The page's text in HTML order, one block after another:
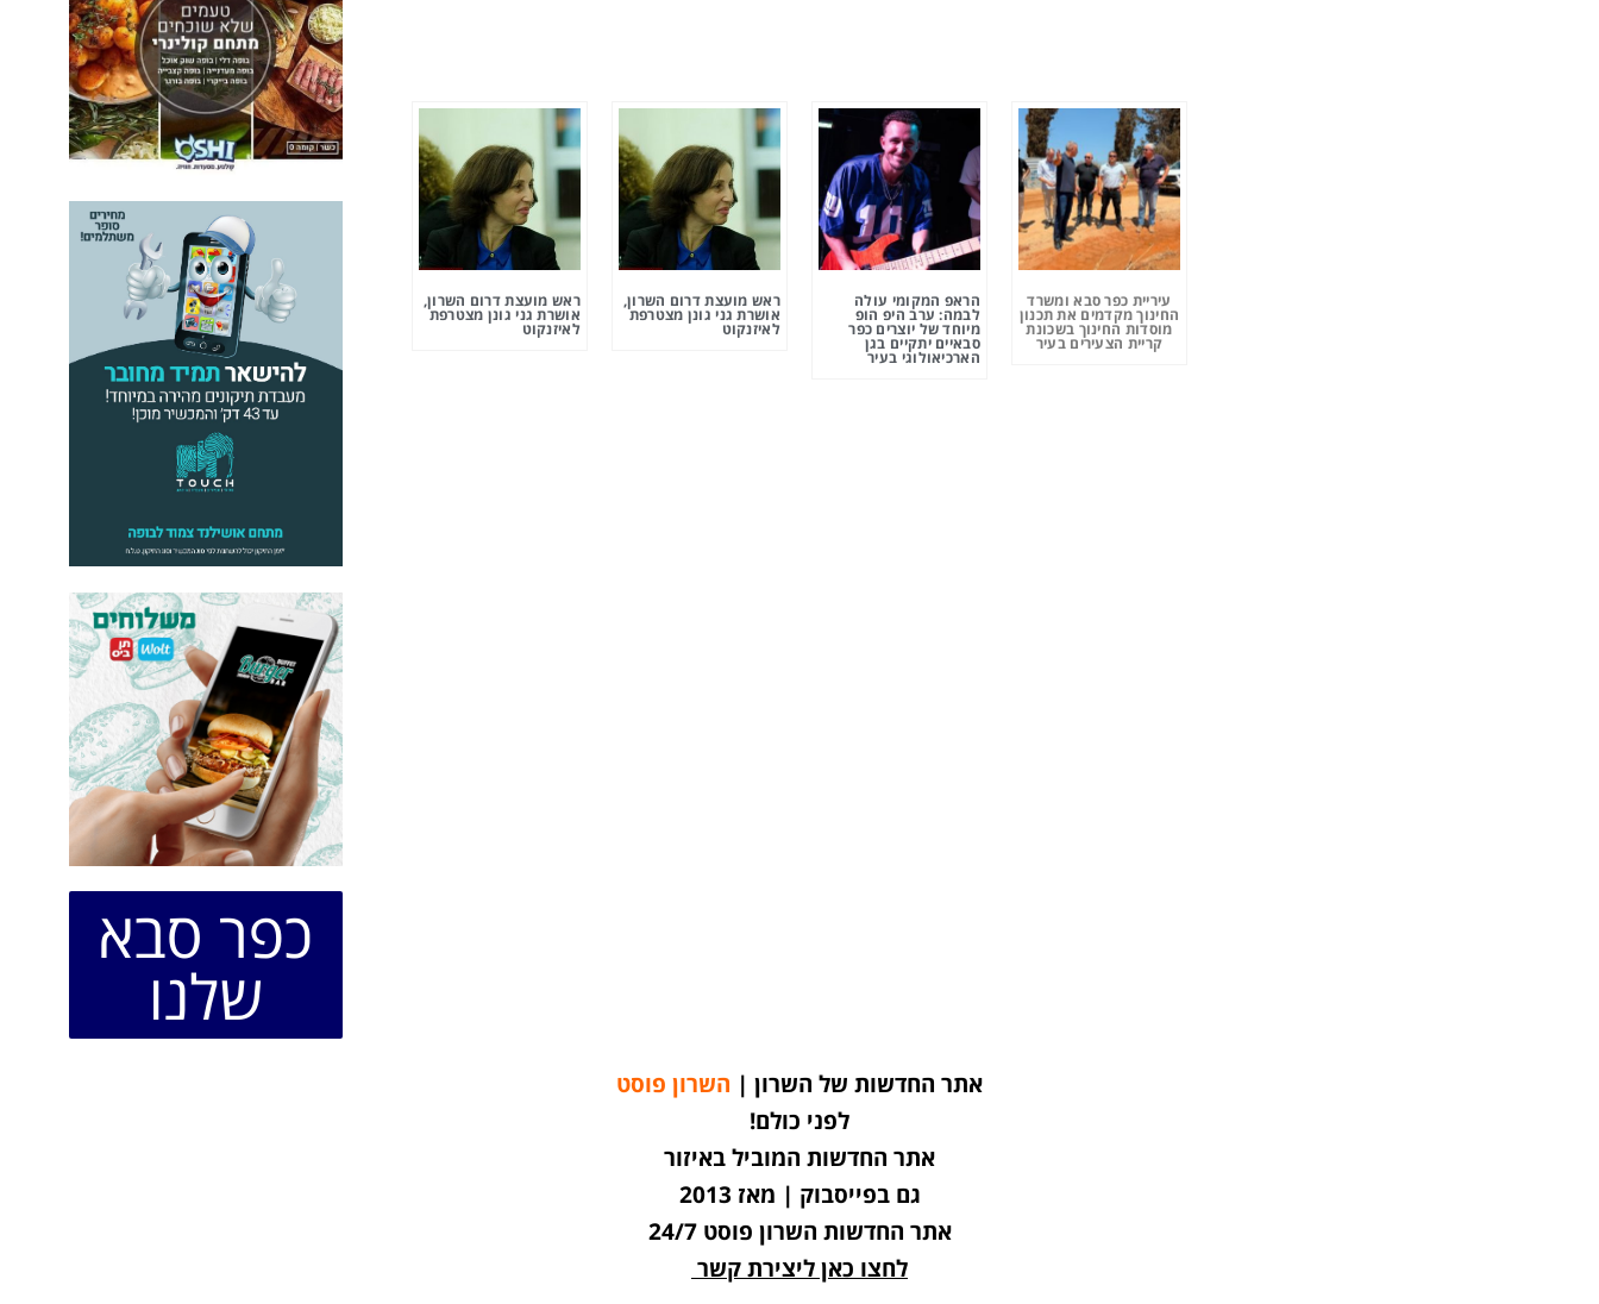
עיריית כפר סבא ומשרד
החינוך מקדמים את תכנון
מוסדות החינוך בשכונת
קריית הצעירים בעיר
הראפ המקומי עולה
לבמה: ערב היפ הופ
מיוחד של יוצרים כפר
סבאיים יתקיים בגן
הארכיאולוגי בעיר
ראש מועצת דרום השרון,
אושרת גני גונן מצטרפת
לאיזנקוט
ראש מועצת דרום השרון,
אושרת גני גונן מצטרפת
לאיזנקוט
כפר סבא
שלנו
אתר החדשות של השרון | השרון פוסט
לפני כולם!
אתר החדשות המוביל באיזור
גם בפייסבוק | מאז 2013
אתר החדשות השרון פוסט 24/7
לחצו כאן ליצירת קשר